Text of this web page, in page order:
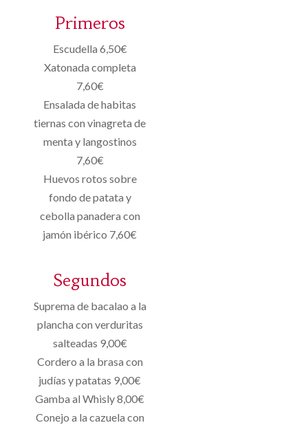
Primeros
Escudella 6,50€
Xatonada completa
7,60€
Ensalada de habitas
tiernas con vinagreta de
menta y langostinos
7,60€
Huevos rotos sobre
fondo de patata y
cebolla panadera con
jamón ibérico 7,60€
Segundos
Suprema de bacalao a la
plancha con verduritas
salteadas 9,00€
Cordero a la brasa con
judías y patatas 9,00€
Gamba al Whisly 8,00€
Conejo a la cazuela con